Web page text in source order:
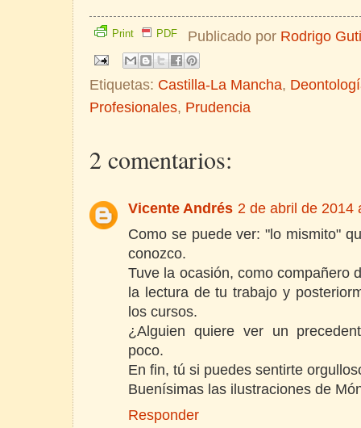
Print PDF Publicado por Rodrigo
Etiquetas: Castilla-La Mancha,
Profesionales, Prudencia
2 comentarios:
Vicente Andrés 2 de abril de 2014
Como se puede ver: "lo mismito"
conozco.
Tuve la ocasión, como compañero
la lectura de tu trabajo y
los cursos.
¿Alguien quiere ver un
poco.
En fin, tú si puedes sentirte
Buenísimas las ilustraciones de
Responder